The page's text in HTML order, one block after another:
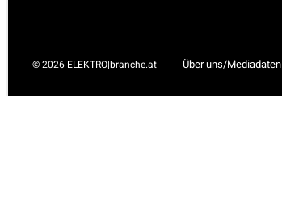
Über uns/Mediadaten
© 2026 ELEKTRO|branche.at